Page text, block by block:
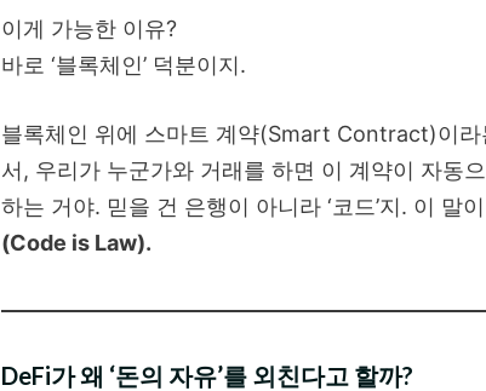
이게 가능한 이유?
바로 ‘블록체인’ 덕분이지.
블록체인 위에 스마트 계약(Smart Contract)이라
서, 우리가 누군가와 거래를 하면 이 계약이 자동
하는 거야. 믿을 건 은행이 아니라 ‘코드’지. 이 말
(Code is Law).
DeFi가 왜 ‘돈의 자유’를 외친다고 할까?